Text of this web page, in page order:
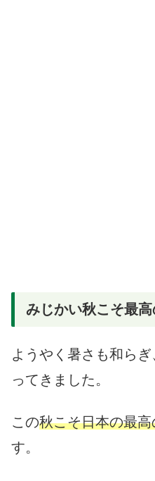
みじかい秋こそ最
ようやく暑さも和ら
ってきました。
この秋こそ日本の最高
す。